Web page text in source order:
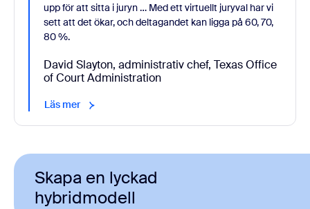
upp för att sitta i juryn … Med ett virtuellt juryval har vi
sett att det ökar, och deltagandet kan ligga på 60, 70,
80 %.
David Slayton, administrativ chef, Texas Office
of Court Administration
Läs mer
Skapa en lyckad
hybridmodell